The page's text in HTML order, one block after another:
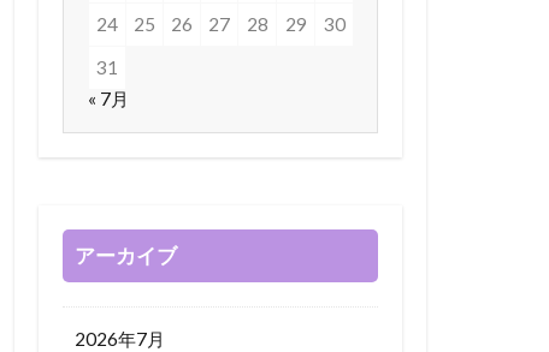
24
25 26 27 28 29
30
31
« 7月
アーカイブ
2026年7月